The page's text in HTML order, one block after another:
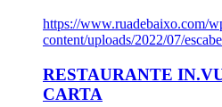
https://www.ruadebaixo.com/
content/uploads/2022/07/
RESTAURANTE
CARTA